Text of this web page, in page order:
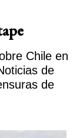
Chile en
de
de